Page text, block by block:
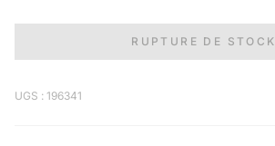
RUPTURE DE STOCK
UGS : 196341